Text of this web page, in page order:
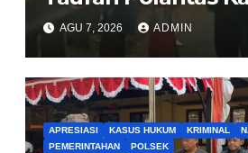
Bagikan Nasi
Sopir Truk yang
00 Pondok Aren
AGU 7, 2026 ADMIN
APRESIASI KASUS HUKUM KRIMINAL
PEMERINTAHAN
POLSEK